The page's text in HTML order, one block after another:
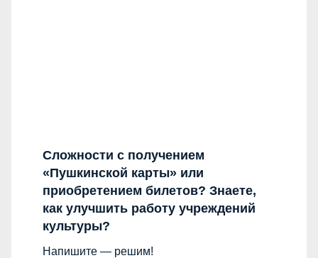
Сложности с получением
«Пушкинской карты» или
приобретением билетов? Знаете,
как улучшить работу учреждений
культуры?
Напишите — решим!